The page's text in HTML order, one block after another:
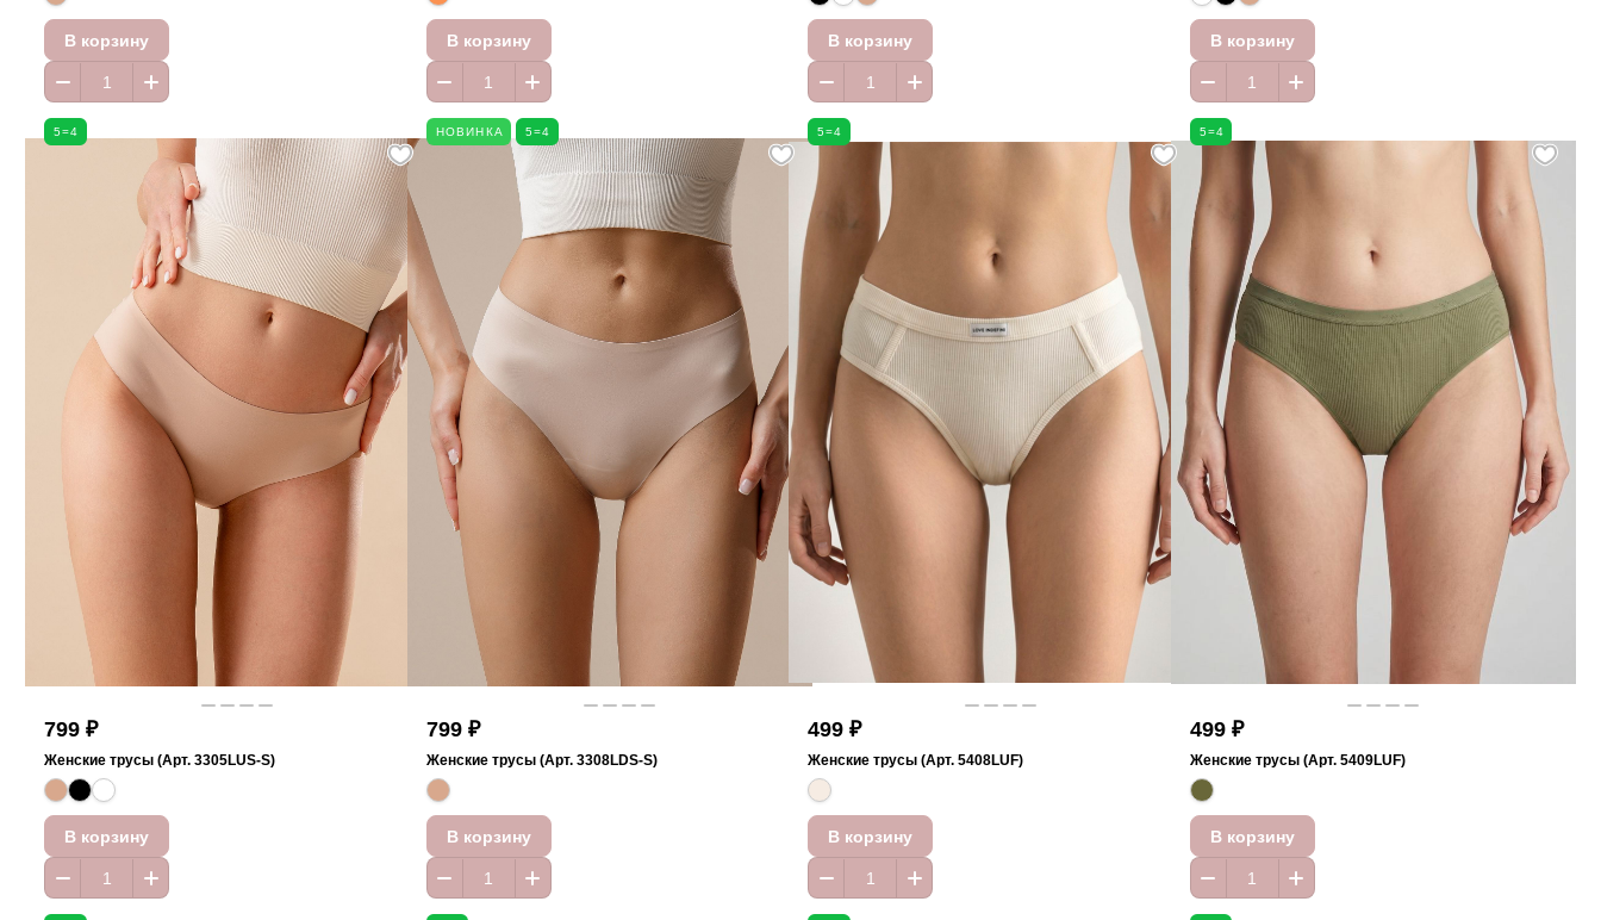
В корзину В корзину В корзину В корзину
5=4
799 ₽
Женские трусы (Арт. 3305LUS-S)
В корзину
НОВИНКА 5=4
799 ₽
Женские трусы (Арт. 3308LDS-S)
В корзину
5=4
499 ₽
Женские трусы (Арт. 5408LUF)
В корзину
5=4
499 ₽
Женские трусы (Арт. 5409LUF)
В корзину